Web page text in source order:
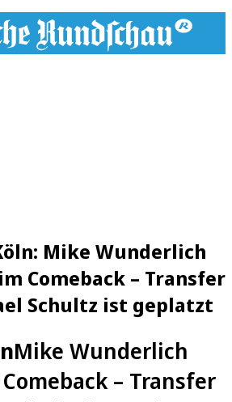
Mike Wunderlich
Comeback – Transfer
Schultz ist geplatzt
Mike Wunderlich
– Transfer